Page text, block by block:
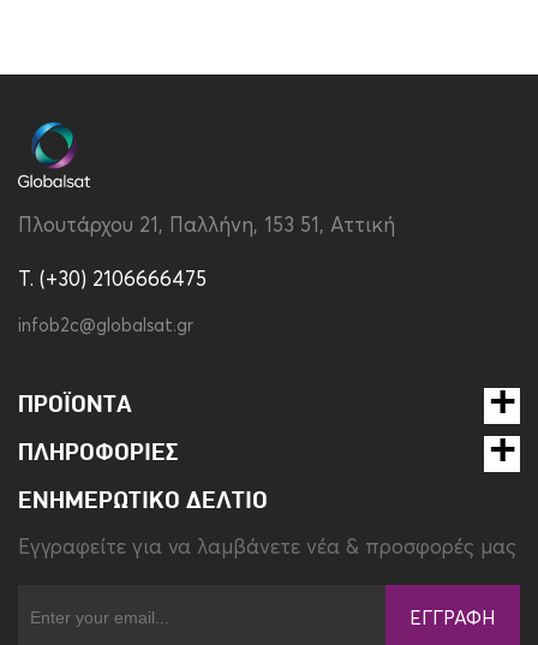
Συμβατότητα Xiaomi Redmi 10A
Τύπος
Υλικό
Χρώμα Μαύρο
Πλουτάρχου 21, Παλλήνη, 153 51, Αττική
T. (+30) 2106666475
infob2c@globalsat.gr
ΠΡΟΪΌΝΤΑ
ΠΛΗΡΟΦΟΡΊΕΣ
ΕΝΗΜΕΡΩΤΙΚΌ ΔΕΛΤΊΟ
Eγγραφείτε για να λαμβάνετε νέα & προσφορές μας
ΕΓΓΡΑΦΉ